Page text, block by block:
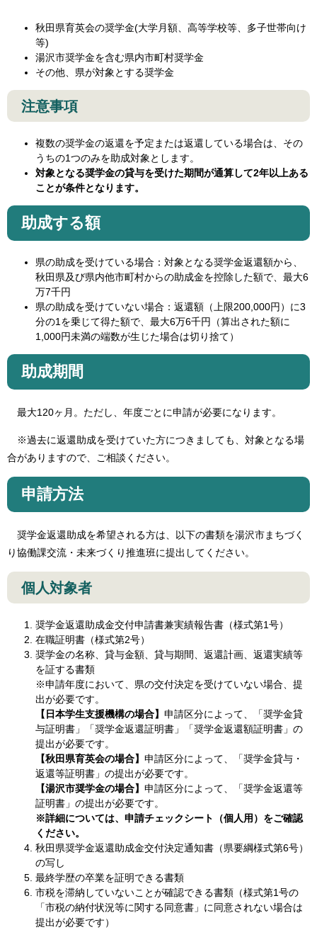
秋田県育英会の奨学金(大学月額、高等学校等、多子世帯向け
等)
湯沢市奨学金を含む県内市町村奨学金
その他、県が対象とする奨学金
注意事項
複数の奨学金の返還を予定または返還している場合は、その
うちの1つのみを助成対象とします。
対象となる奨学金の貸与を受けた期間が通算して2年以上ある
ことが条件となります。
助成する額
県の助成を受けている場合：対象となる奨学金返還額から、
秋田県及び県内他市町村からの助成金を控除した額で、最大6
万7千円
県の助成を受けていない場合：返還額（上限200,000円）に3
分の1を乗じて得た額で、最大6万6千円（算出された額に
1,000円未満の端数が生じた場合は切り捨て）
助成期間
最大120ヶ月。ただし、年度ごとに申請が必要になります。
※過去に返還助成を受けていた方につきましても、対象となる場
合がありますので、ご相談ください。
申請方法
奨学金返還助成を希望される方は、以下の書類を湯沢市まちづく
り協働課交流・未来づくり推進班に提出してください。
個人対象者
奨学金返還助成金交付申請書兼実績報告書（様式第1号）
在職証明書（様式第2号）
奨学金の名称、貸与金額、貸与期間、返還計画、返還実績等
を証する書類
※申請年度において、県の交付決定を受けていない場合、提
出が必要です。
【日本学生支援機構の場合】 申請区分によって、「奨学金貸
与証明書」「奨学金返還証明書」「奨学金返還額証明書」の
提出が必要です。
【秋田県育英会の場合】 申請区分によって、​「奨学金貸与・
返還等証明書」の提出が必要です。
【湯沢市奨学金の場合】 申請区分によって、「奨学金返還等
証明書」の提出が必要です。
※​詳細については、申請チェックシート（個人用）をご確認
ください。
秋田県奨学金返還助成金交付決定通知書（県要綱様式第6号）
の写し
最終学歴の卒業を証明できる書類
市税を滞納していないことが確認できる書類（様式第1号の
「市税の納付状況等に関する同意書」に同意されない場合は
提出が必要です）